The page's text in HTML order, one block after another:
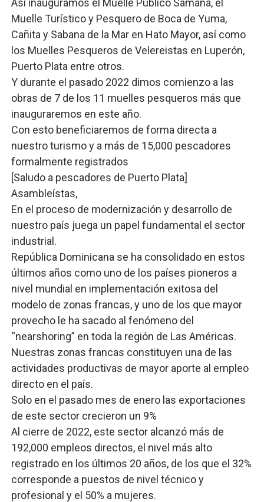
Así inauguramos el Muelle Público Samaná, el
Muelle Turístico y Pesquero de Boca de Yuma,
Cañita y Sabana de la Mar en Hato Mayor, así como
los Muelles Pesqueros de Velereistas en Luperón,
Puerto Plata entre otros.
Y durante el pasado 2022 dimos comienzo a las
obras de 7 de los 11 muelles pesqueros más que
inauguraremos en este año.
Con esto beneficiaremos de forma directa a
nuestro turismo y a más de 15,000 pescadores
formalmente registrados
[Saludo a pescadores de Puerto Plata]
Asambleístas,
En el proceso de modernización y desarrollo de
nuestro país juega un papel fundamental el sector
industrial.
República Dominicana se ha consolidado en estos
últimos años como uno de los países pioneros a
nivel mundial en implementación exitosa del
modelo de zonas francas, y uno de los que mayor
provecho le ha sacado al fenómeno del
“nearshoring” en toda la región de Las Américas.
Nuestras zonas francas constituyen una de las
actividades productivas de mayor aporte al empleo
directo en el país.
Solo en el pasado mes de enero las exportaciones
de este sector crecieron un 9%
Al cierre de 2022, este sector alcanzó más de
192,000 empleos directos, el nivel más alto
registrado en los últimos 20 años, de los que el 32%
corresponde a puestos de nivel técnico y
profesional y el 50% a mujeres.